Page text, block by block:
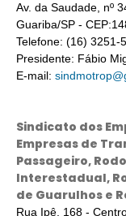
Av. da Saudade, nº
Guariba/SP -
Telefone: (16) 3251-
Presidente: Fábio
E-mail:
Sindicato dos
Empresas de
Passageiro,
Interestadual,
de Guarulhos e
Rua Ipê, 168 -